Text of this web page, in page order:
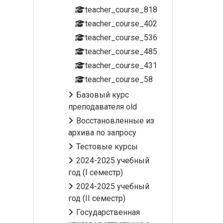
teacher_course_818
teacher_course_402
teacher_course_536
teacher_course_485
teacher_course_431
teacher_course_58
Базовый курс
преподавателя old
Восстановленные из
архива по запросу
Тестовые курсы
2024-2025 учебный
год (I семестр)
2024-2025 учебный
год (II семестр)
Государственная